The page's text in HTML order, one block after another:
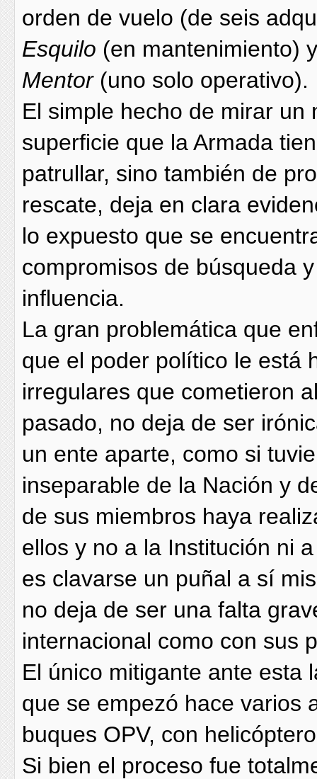
orden de vuelo (de seis
Esquilo (en mantenimiento)
Mentor(uno solo operativo).
El simple hecho de mirar
superficie que la Armada
patrullar, sino también de
rescate, deja en clara
lo expuesto que se
compromisos de búsqueda
influencia.
La gran problemática que
que el poder político le está
irregulares que cometieron
pasado, no deja de ser
un ente aparte, como si
inseparable de la Nación y
de sus miembros haya
ellos y no a la Institución ni
es clavarse un puñal a sí
no deja de ser una falta
internacional como con sus
El único mitigante ante esta
que se empezó hace varios
buques OPV, con
Si bien el proceso fue